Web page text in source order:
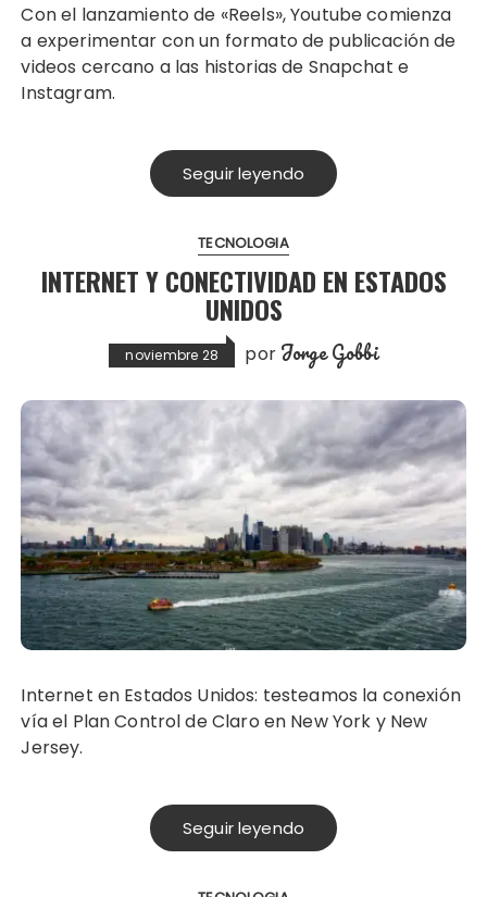
Con el lanzamiento de «Reels», Youtube comienza
a experimentar con un formato de publicación de
videos cercano a las historias de Snapchat e
Instagram.
Seguir leyendo
TECNOLOGIA
INTERNET Y CONECTIVIDAD EN ESTADOS
UNIDOS
noviembre 28 por Jorge Gobbi
Internet en Estados Unidos: testeamos la conexión
vía el Plan Control de Claro en New York y New
Jersey.
Seguir leyendo